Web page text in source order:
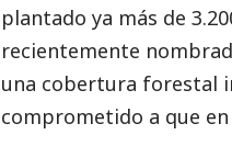
plantado ya más de
recientemente
una cobertura forestal
comprometido a que